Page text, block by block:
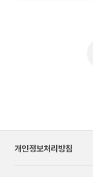
개인정보처리방침